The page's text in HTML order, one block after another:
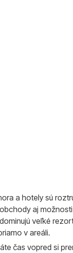
a hotely sú
aj
veľké
v areáli.
čas vopred si